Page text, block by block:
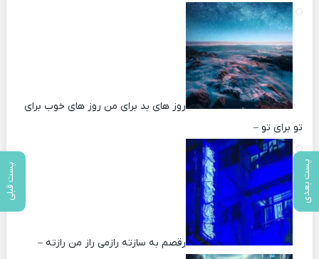
پست بعدی پست قبلی
روز های بد برای من روز های خوب برای
تو برای تو –
رقصم به سازته رازمی راز من رازته –